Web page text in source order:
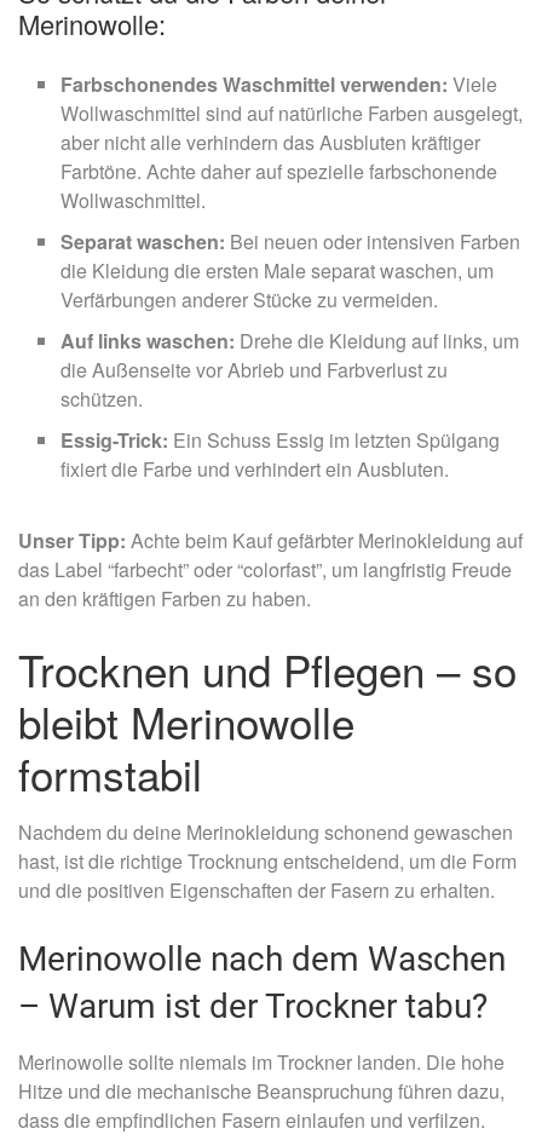
Merinowolle:
Farbschonendes Waschmittel verwenden: Viele
Wollwaschmittel sind auf natürliche Farben ausgelegt,
aber nicht alle verhindern das Ausbluten kräftiger
Farbtöne. Achte daher auf spezielle farbschonende
Wollwaschmittel.
Separat waschen: Bei neuen oder intensiven Farben
die Kleidung die ersten Male separat waschen, um
Verfärbungen anderer Stücke zu vermeiden.
Auf links waschen: Drehe die Kleidung auf links, um
die Außenseite vor Abrieb und Farbverlust zu
schützen.
Essig-Trick: Ein Schuss Essig im letzten Spülgang
fixiert die Farbe und verhindert ein Ausbluten.
Unser Tipp: Achte beim Kauf gefärbter Merinokleidung auf
das Label “farbecht” oder “colorfast”, um langfristig Freude
an den kräftigen Farben zu haben.
Trocknen und Pflegen – so
bleibt Merinowolle
formstabil
Nachdem du deine Merinokleidung schonend gewaschen
hast, ist die richtige Trocknung entscheidend, um die Form
und die positiven Eigenschaften der Fasern zu erhalten.
Merinowolle nach dem Waschen
– Warum ist der Trockner tabu?
Merinowolle sollte niemals im Trockner landen. Die hohe
Hitze und die mechanische Beanspruchung führen dazu,
dass die empfindlichen Fasern einlaufen und verfilzen.